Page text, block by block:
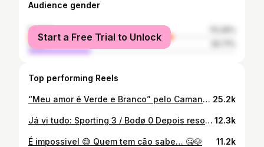
Audience gender
female
male
Start a Free Trial to Unlock
Top performing Reels
“Meu amor é Verde e Branco” pelo Camané cá de casa 💚 25.2k
Já vi tudo: Sporting 3 / Bodø 0 Depois resolvemos no prolongamento 🔮 @sportingcp @sporttvportugal #sporting #remontada #ucl 12.3k
É impossivel 😅 Quem tem cão sabe… 🤐🐶 11.2k